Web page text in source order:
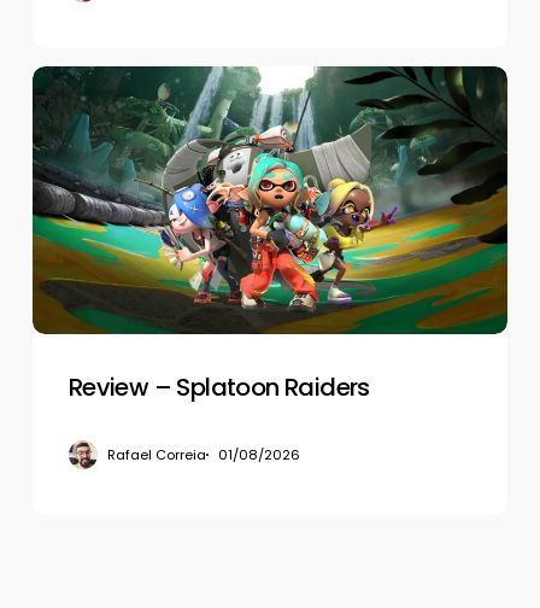
Review
–
Splatoon
Raiders
Review – Splatoon Raiders
Rafael Correia 01/08/2026